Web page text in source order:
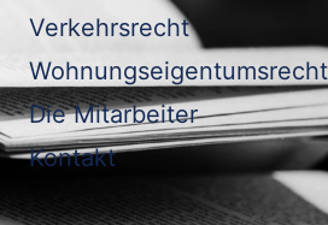
Verkehrsrecht
Wohnungseigentumsrecht
Die Mitarbeiter
Kontakt